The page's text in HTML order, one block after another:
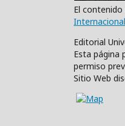
El
Internacional
Editorial
Esta página
permiso
Sitio Web